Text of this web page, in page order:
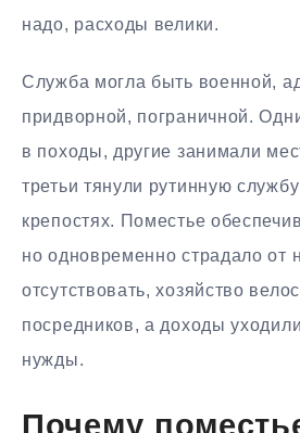
надо, расходы велики.
Служба могла быть военной,
придворной, пограничной.
в походы, другие занимали
третьи тянули рутинную
крепостях. Поместье
но одновременно страдало от
отсутствовать, хозяйство
посредников, а доходы
нужды.